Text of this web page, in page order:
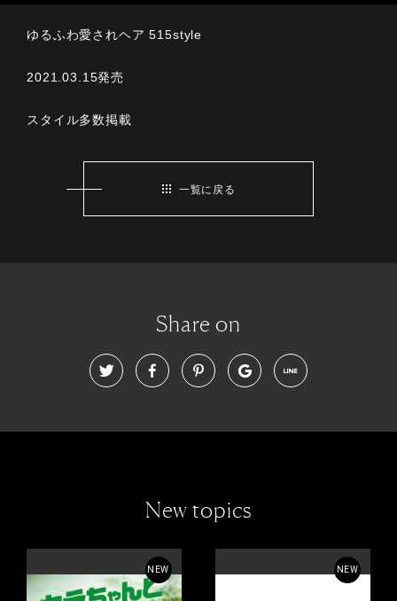
ゆるふわ愛されヘア 515style
2021.03.15発売
スタイル多数掲載
一覧に戻る
Share on
New topics
NEW NEW